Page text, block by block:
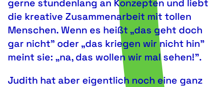
gerne stundenlang an Konzepten und liebt
die kreative Zusammenarbeit mit tollen
Menschen. Wenn es heißt „das geht doch
gar nicht” oder „das kriegen wir nicht hin”
meint sie: „na, das wollen wir mal sehen!”.
Judith hat aber eigentlich noch eine ganz